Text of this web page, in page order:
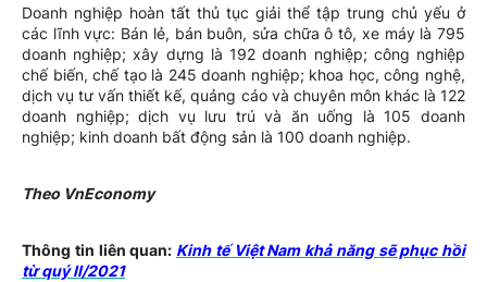
Doanh nghiệp hoàn tất thủ tục giải thể tập trung chủ yếu ở
các lĩnh vực: Bán lẻ, bán buôn, sửa chữa ô tô, xe máy là 795
doanh nghiệp; xây dựng là 192 doanh nghiệp; công nghiệp
chế biến, chế tạo là 245 doanh nghiệp; khoa học, công nghệ,
dịch vụ tư vấn thiết kế, quảng cáo và chuyên môn khác là 122
doanh nghiệp; dịch vụ lưu trú và ăn uống là 105 doanh
nghiệp; kinh doanh bất động sản là 100 doanh nghiệp.
Theo VnEconomy
Thông tin liên quan: Kinh tế Việt Nam khả năng sẽ phục hồi
từ quý II/2021